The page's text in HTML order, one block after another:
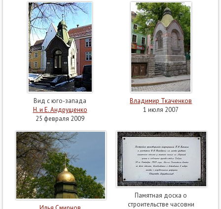
Вид с юго-запада
Н. и Е. Андрущенко
25 февраля 2009
Владимир Ткаченков
1 июля 2007
Памятная доска о
строительстве часовни